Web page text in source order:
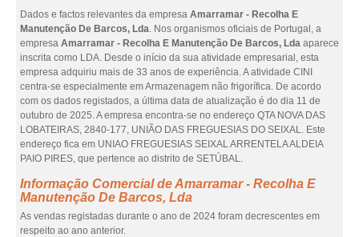
Dados e factos relevantes da empresa Amarramar - Recolha E
Manutenção De Barcos, Lda. Nos organismos oficiais de Portugal, a
empresa Amarramar - Recolha E Manutenção De Barcos, Lda aparece
inscrita como LDA. Desde o início da sua atividade empresarial, esta
empresa adquiriu mais de 33 anos de experiência. A atividade CINI
centra-se especialmente em Armazenagem não frigorífica. De acordo
com os dados registados, a última data de atualização é do dia 11 de
outubro de 2025. A empresa encontra-se no endereço QTA NOVA DAS
LOBATEIRAS, 2840-177, UNIÃO DAS FREGUESIAS DO SEIXAL. Este
endereço fica em UNIAO FREGUESIAS SEIXAL ARRENTELA ALDEIA
PAIO PIRES, que pertence ao distrito de SETÚBAL.
Informação Comercial de Amarramar - Recolha E
Manutenção De Barcos, Lda
As vendas registadas durante o ano de 2024 foram decrescentes em
respeito ao ano anterior.